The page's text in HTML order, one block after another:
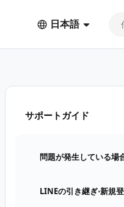
日本語
サポートガイド
問題が発生している場
LINEの引き継ぎ⋅新規